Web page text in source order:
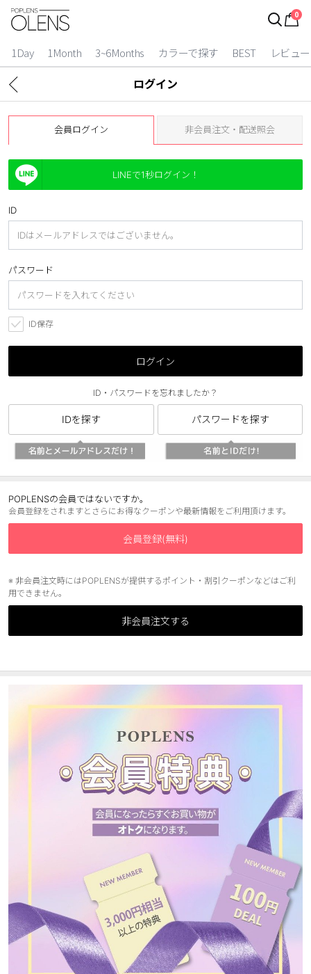
0
1Day 1Month 3~6Months カラーで探す BEST レビュー
ログイン
カラコン比較
今月限定特典
カラコン
1 Day
2 Weeks
1 Month
3~6 Months
よりどりキット
カラー
ブラック
ブルー
ピンク
透明
乱視用
ハロウィンカラコン
ケア用品
レビュー
総合掲示板
アプリダウンロード
TWITTER LINE FACEBOOK
ログイン
会員ログイン 非会員注文・配送照会
LINEで1秒ログイン！
ID
パスワード
ID保存
ログイン
ID・パスワードを忘れましたか？
IDを探す パスワードを探す
POPLENSの会員ではないですか。
会員登録をされますとさらにお得なクーポンや最新情報をご利用頂けます。
会員登録(無料)
※ 非会員注文時にはPOPLENSが提供するポイント・割引クーポンなどはご利
用できません。
非会員注文する